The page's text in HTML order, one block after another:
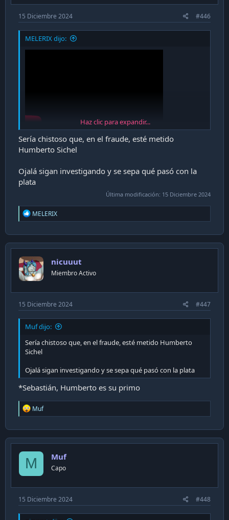
15 Diciembre 2024 #446
MELERIX dijo:
Haz clic para expandir...
Sería chistoso que, en el fraude, esté metido
Humberto Sichel
Ojalá sigan investigando y se sepa qué pasó con la
plata
Última modificación: 15 Diciembre 2024
R
e
c
t
o
n
s
MELERIX
nicuuut
Miembro Activo
15 Diciembre 2024 #447
Muf dijo:
Sería chistoso que, en el fraude, esté metido Humberto
Sichel
Ojalá sigan investigando y se sepa qué pasó con la plata
*Sebastián, Humberto es su primo
R
e
c
t
o
n
Muf
M Muf
Capo
15 Diciembre 2024 #448